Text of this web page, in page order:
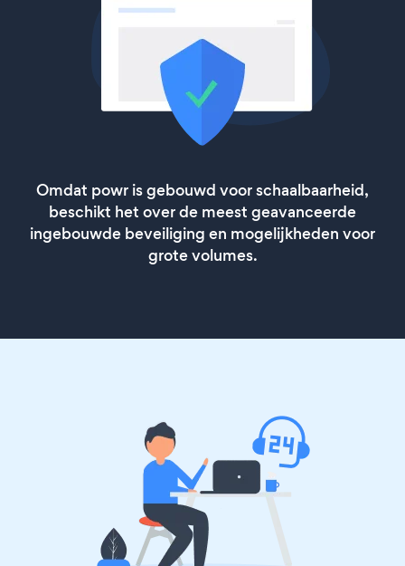
Omdat powr is gebouwd voor schaalbaarheid,
beschikt het over de meest geavanceerde
ingebouwde beveiliging en mogelijkheden voor
grote volumes.